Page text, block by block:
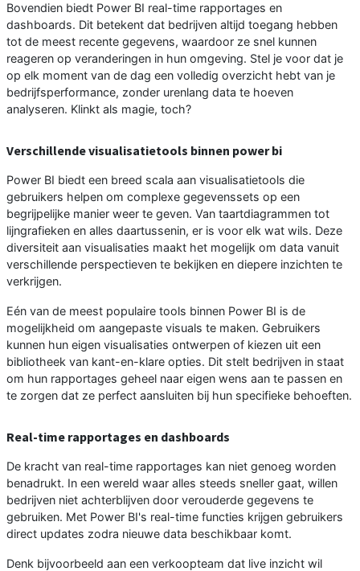
Bovendien biedt Power BI real-time rapportages en
dashboards. Dit betekent dat bedrijven altijd toegang hebben
tot de meest recente gegevens, waardoor ze snel kunnen
reageren op veranderingen in hun omgeving. Stel je voor dat je
op elk moment van de dag een volledig overzicht hebt van je
bedrijfsperformance, zonder urenlang data te hoeven
analyseren. Klinkt als magie, toch?
Verschillende visualisatietools binnen power bi
Power BI biedt een breed scala aan visualisatietools die
gebruikers helpen om complexe gegevenssets op een
begrijpelijke manier weer te geven. Van taartdiagrammen tot
lijngrafieken en alles daartussenin, er is voor elk wat wils. Deze
diversiteit aan visualisaties maakt het mogelijk om data vanuit
verschillende perspectieven te bekijken en diepere inzichten te
verkrijgen.
Eén van de meest populaire tools binnen Power BI is de
mogelijkheid om aangepaste visuals te maken. Gebruikers
kunnen hun eigen visualisaties ontwerpen of kiezen uit een
bibliotheek van kant-en-klare opties. Dit stelt bedrijven in staat
om hun rapportages geheel naar eigen wens aan te passen en
te zorgen dat ze perfect aansluiten bij hun specifieke behoeften.
Real-time rapportages en dashboards
De kracht van real-time rapportages kan niet genoeg worden
benadrukt. In een wereld waar alles steeds sneller gaat, willen
bedrijven niet achterblijven door verouderde gegevens te
gebruiken. Met Power BI's real-time functies krijgen gebruikers
direct updates zodra nieuwe data beschikbaar komt.
Denk bijvoorbeeld aan een verkoopteam dat live inzicht wil